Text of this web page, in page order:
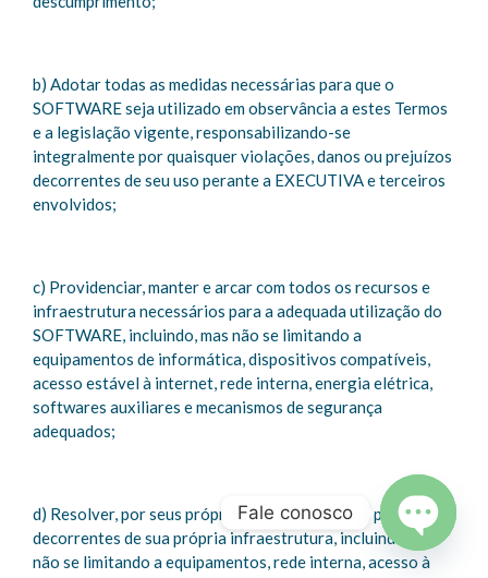
b) Adotar todas as medidas necessárias para que o
SOFTWARE seja utilizado em observância a estes Termos
e a legislação vigente, responsabilizando-se
integralmente por quaisquer violações, danos ou prejuízos
decorrentes de seu uso perante a EXECUTIVA e terceiros
envolvidos;
c) Providenciar, manter e arcar com todos os recursos e
infraestrutura necessários para a adequada utilização do
SOFTWARE, incluindo, mas não se limitando a
equipamentos de informática, dispositivos compatíveis,
acesso estável à internet, rede interna, energia elétrica,
softwares auxiliares e mecanismos de segurança
adequados;
d) Resolver, por seus próprios meios, quaisquer problemas
decorrentes de sua própria infraestrutura, incluindo, mas
não se limitando a equipamentos, rede interna, acesso à
Fale conosco
Open